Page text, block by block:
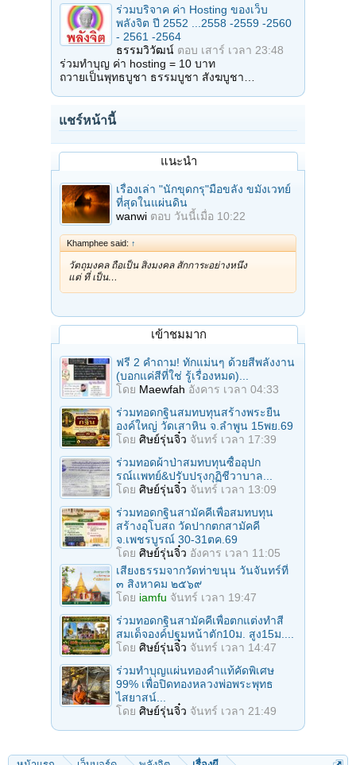
ร่วมบริจาค ค่า Hosting ของเว็บ
พลังจิต ปี 2552 ...2558 -2559 -2560
- 2561 -2564
ธรรมวิวัฒน์ ตอบ เสาร์ เวลา 23:48
ร่วมทำบุญ ค่า hosting = 10 บาท
ถวายเป็นพุทธบูชา ธรรมบูชา สังฆบูชา…
แชร์หน้านี้
แนะนำ
เรื่องเล่า "นักขุดกรุ"มือขลัง ขมังเวทย์
ที่สุดในแผ่นดิน
wanwi ตอบ วันนี้เมื่อ 10:22
Khamphee said: ↑
วัตถุมงคล ถือเป็น สิ่งมงคล สักการะอย่างหนึ่ง
แต่ ที่ เป็น…
เข้าชมมาก
ฟรี 2 คำถาม! ทักแม่นๆ ด้วยสีพลังงาน
(บอกแค่สีที่ใช่ รู้เรื่องหมด)...
โดย Maewfah อังคาร เวลา 04:33
ร่วมทอดกฐินสมทบทุนสร้างพระยืน
องค์ใหญ่ วัดเสาหิน จ.ลําพูน 15พย.69
โดย ศิษย์รุ่นจิ๋ว จันทร์ เวลา 17:39
ร่วมทอดผ้าป่าสมทบทุนซื้ออุปก
รณ์เเพทย์&ปรับปรุงกุฏิชีวาบาล...
โดย ศิษย์รุ่นจิ๋ว จันทร์ เวลา 13:09
ร่วมทอดกฐินสามัคคีเพื่อสมทบทุน
สร้างอุโบสถ วัดปากตกสามัคคี
จ.เพชรบูรณ์ 30-31ตค.69
โดย ศิษย์รุ่นจิ๋ว อังคาร เวลา 11:05
เสียงธรรมจากวัดท่าขนุน วันจันทร์ที่
๓ สิงหาคม ๒๕๖๙
โดย iamfu จันทร์ เวลา 19:47
ร่วมทอดกฐินสามัคคีเพื่อตกแต่งทำสี
สมเด็จองค์ปฐมหน้าตัก10ม. สูง15ม....
โดย ศิษย์รุ่นจิ๋ว จันทร์ เวลา 14:47
ร่วมทําบุญแผ่นทองคำแท้คัดพิเศษ
99% เพื่อปิดทองหลวงพ่อพระพุทธ
ไสยาสน์...
โดย ศิษย์รุ่นจิ๋ว จันทร์ เวลา 21:49